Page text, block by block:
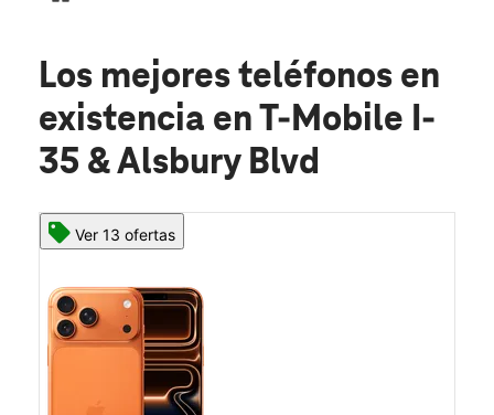
Los mejores teléfonos en
existencia en T-Mobile I-
35 & Alsbury Blvd
Ver 13 ofertas